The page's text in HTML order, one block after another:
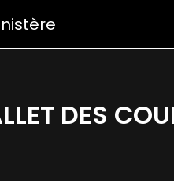
DES